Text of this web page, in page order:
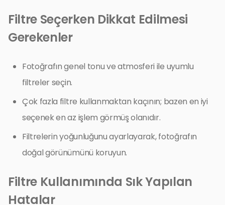
Filtre Seçerken Dikkat Edilmesi
Gerekenler
Fotoğrafın genel tonu ve atmosferi ile uyumlu
filtreler seçin.
Çok fazla filtre kullanmaktan kaçının; bazen en iyi
seçenek en az işlem görmüş olanıdır.
Filtrelerin yoğunluğunu ayarlayarak, fotoğrafın
doğal görünümünü koruyun.
Filtre Kullanımında Sık Yapılan
Hatalar